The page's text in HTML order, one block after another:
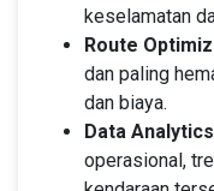
keselamatan
Route
dan paling
dan biaya.
Data
operasional,